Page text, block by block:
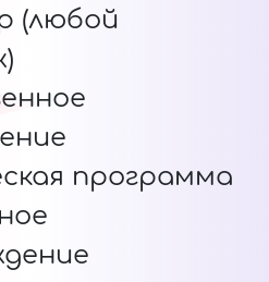
(любой
программа